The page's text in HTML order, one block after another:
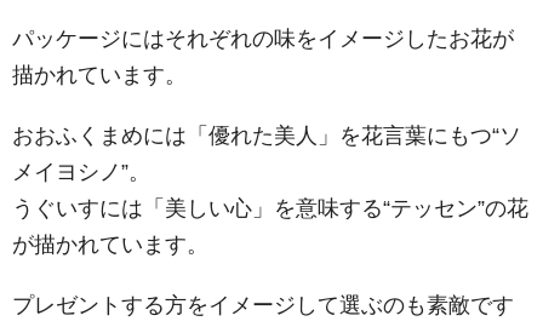
パッケージにはそれぞれの味をイメージしたお花が
描かれています。
おおふくまめには「優れた美人」を花言葉にもつ“ソ
メイヨシノ”。
うぐいすには「美しい心」を意味する“テッセン”の花
が描かれています。
プレゼントする方をイメージして選ぶのも素敵です